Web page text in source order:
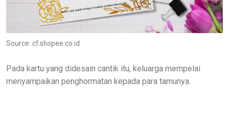
Source: cf.shopee.co.id
Pada kartu yang didesain cantik itu, keluarga mempelai
menyampaikan penghormatan kepada para tamunya.